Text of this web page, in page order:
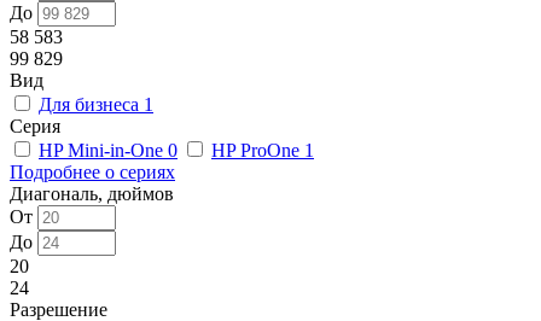
До
58 583
99 829
Вид
Для бизнеса 1
Серия
HP Mini-in-One 0 HP ProOne 1
Подробнее о сериях
Диагональ, дюймов
От
До
20
24
Разрешение